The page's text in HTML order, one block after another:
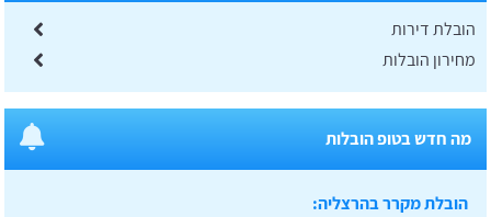
הובלת דירות
מחירון הובלות
מה חדש בטופ הובלות
הובלת מקרר בהרצליה: